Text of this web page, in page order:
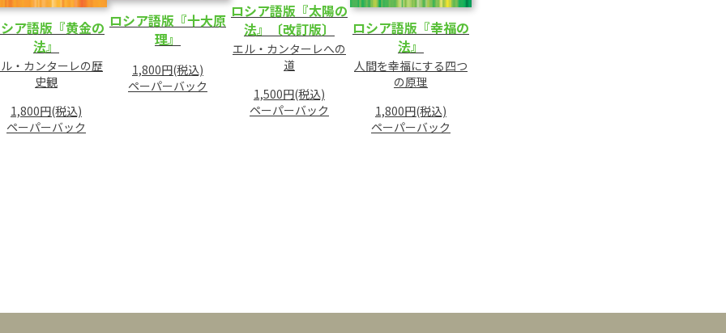
ア語版『黄金の
法』
・カンターレの歴
史観
1,800円(税込)
ペーパーバック
ロシア語版『十大原
理』
1,800円(税込)
ペーパーバック
ロシア語版『太陽の
法』〔改訂版〕
エル・カンターレへの
道
1,500円(税込)
ペーパーバック
ロシア語版『幸福の
法』
人間を幸福にする四つ
の原理
1,800円(税込)
ペーパーバック